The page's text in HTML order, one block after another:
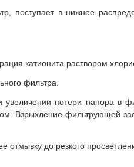
поступает в нижнее
катионита раствором
фильтра.
увеличении потери напора в
Взрыхление фильтрующей
отмывку до резкого